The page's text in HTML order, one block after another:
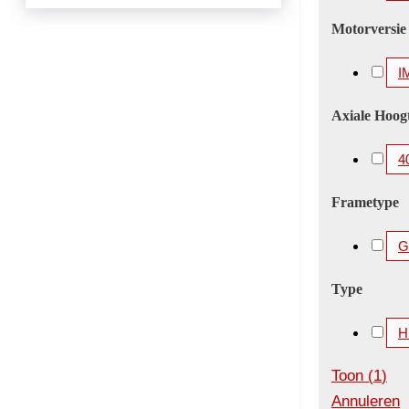
Motorversie
Axiale
Frametype
Type
Toon (1)
Annuleren